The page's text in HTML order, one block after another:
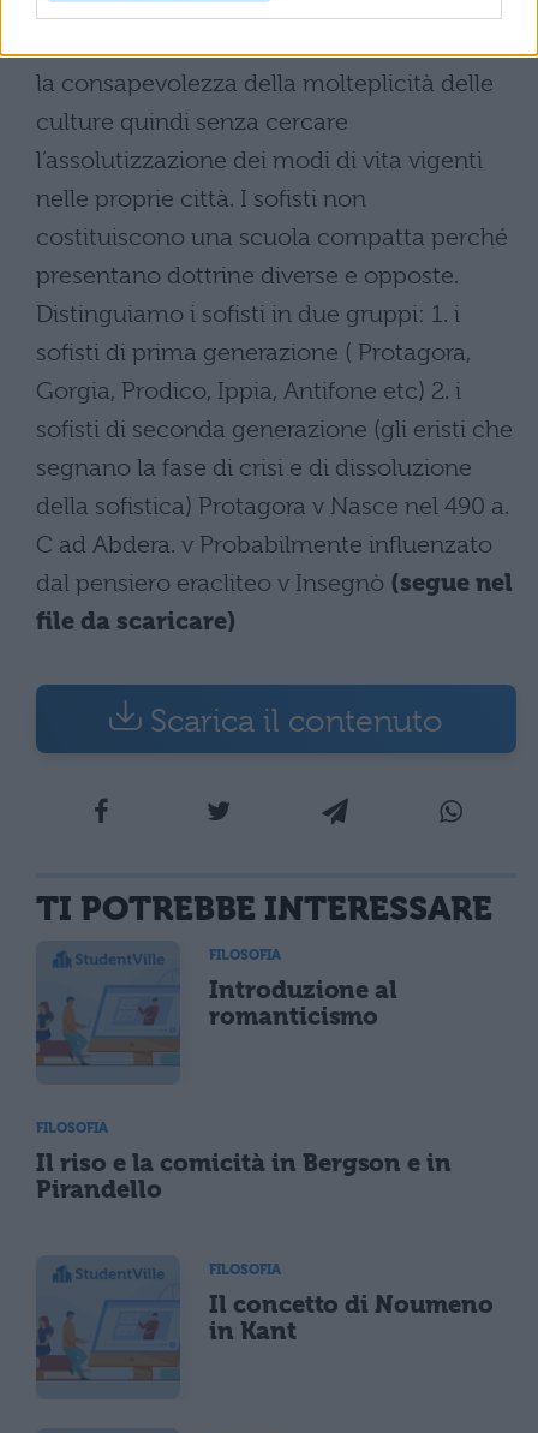
cosmopolitiche; contribuirono ad un
la consapevolezza della molteplicità delle
culture quindi senza cercare
l’assolutizzazione dei modi di vita vigenti
nelle proprie città. I sofisti non
costituiscono una scuola compatta perché
presentano dottrine diverse e opposte.
Distinguiamo i sofisti in due gruppi: 1. i
sofisti di prima generazione ( Protagora,
Gorgia, Prodico, Ippia, Antifone etc) 2. i
sofisti di seconda generazione (gli eristi che
segnano la fase di crisi e di dissoluzione
della sofistica) Protagora v Nasce nel 490 a.
C ad Abdera. v Probabilmente influenzato
dal pensiero eracliteo v Insegnò (segue nel
file da scaricare)
Scarica il contenuto
TI POTREBBE INTERESSARE
FILOSOFIA
Introduzione al
romanticismo
FILOSOFIA
Il riso e la comicità in Bergson e in
Pirandello
FILOSOFIA
Il concetto di Noumeno
in Kant